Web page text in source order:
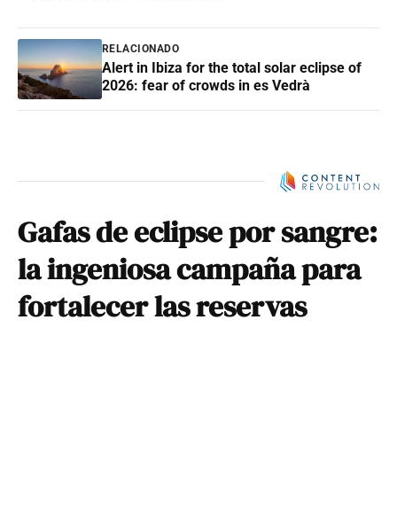
RELACIONADO
Alert in Ibiza for the total solar eclipse of
2026: fear of crowds in es Vedrà
Gafas de eclipse por sangre:
la ingeniosa campaña para
fortalecer las reservas